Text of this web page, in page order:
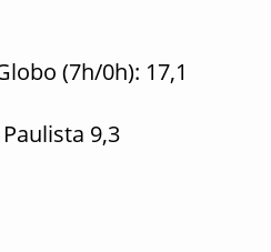
(7h/0h): 17,1
9,3